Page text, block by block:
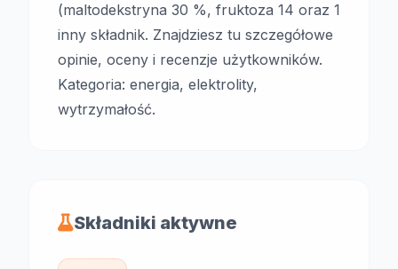
(maltodekstryna 30 %, fruktoza 14 oraz 1
inny składnik. Znajdziesz tu szczegółowe
opinie, oceny i recenzje użytkowników.
Kategoria: energia, elektrolity,
wytrzymałość.
Składniki aktywne